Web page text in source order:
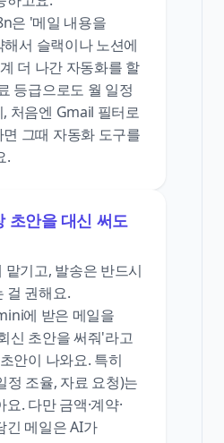
은 '메일 내용을
서 슬랙이나 노션에
더 나간 자동화를 할
등급으로도 월 일정
처음엔 Gmail 필터로
그때 자동화 도구를
.
초안을 대신 써도
맡기고, 발송은 반드시
걸 권해요.
에 받은 메일을
신 초안을 써줘'라고
안이 나와요. 특히
정 조율, 자료 요청)는
. 다만 금액·계약·
긴 메일은 AI가